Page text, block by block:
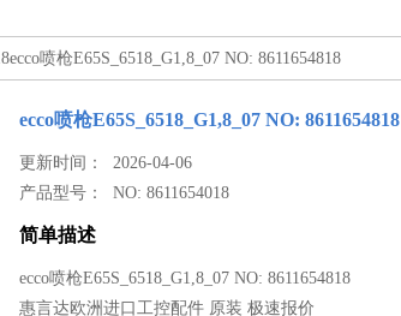
喷枪E65S_6518_G1,8_07 NO: 8611654818
ecco喷枪E65S_6518_G1,8_07 NO: 8611654818
更新时间： 2026-04-06
产品型号：NO: 8611654018
简单描述
ecco喷枪E65S_6518_G1,8_07 NO: 8611654818
惠言达欧洲进口工控配件 原装 极速报价